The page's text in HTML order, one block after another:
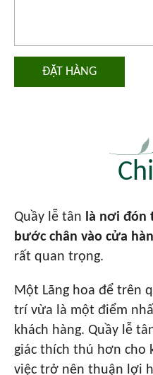
ĐẶT HÀNG
Quầy lễ tân là nơi đón
bước chân vào cửa
rất quan trọng.
Một Lãng hoa để trên
trí vừa là một điểm
khách hàng. Quầy lễ
giác thích thú hơn cho
việc trở nên thuận lợi